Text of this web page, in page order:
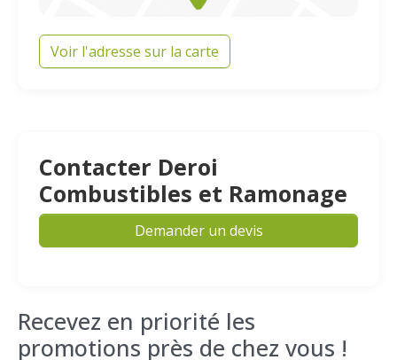
Voir l'adresse sur la carte
Contacter Deroi
Combustibles et Ramonage
Demander un devis
Recevez en priorité les
promotions près de chez vous !